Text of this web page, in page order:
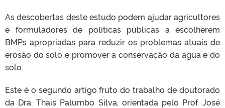
As descobertas deste estudo podem ajudar agricultores
e formuladores de políticas públicas a escolherem
BMPs apropriadas para reduzir os problemas atuais de
erosão do solo e promover a conservação da água e do
solo.
Este é o segundo artigo fruto do trabalho de doutorado
da Dra. Thais Palumbo Silva, orientada pelo Prof. José